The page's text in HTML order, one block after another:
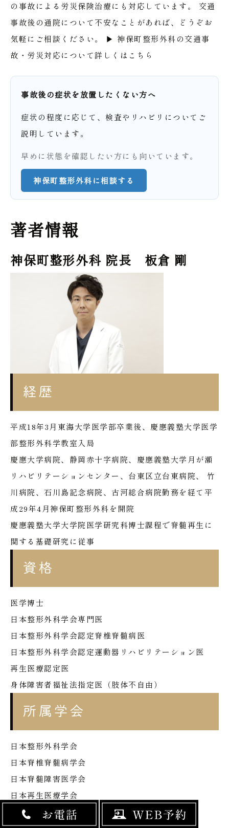
の事故による労災保険治療にも対応しています。
交通
事故後の通院について不安なことがあれば、どうぞお
気軽にご相談ください。
▶ 神保町整形外科の交通事
故・労災対応について詳しくはこちら
事故後の症状を放置したくない方へ
症状の程度に応じて、検査やリハビリについてご
説明しています。
早めに状態を確認したい方にも向いています。
神保町整形外科に相談する
著者情報
神保町整形外科 院長 板倉 剛
経歴
平成18年3月東海大学医学部卒業後、慶應義塾大学医学
部整形外科学教室入局
慶應大学病院、静岡赤十字病院、慶應義塾大学月が瀬
リハビリテーションセンター、台東区立台東病院、 竹
川病院、石川島記念病院、古河総合病院勤務を経て平
成29年4月神保町整形外科を開院
慶應義塾大学大学院医学研究科博士課程で脊髄再生に
関する基礎研究に従事
資格
医学博士
日本整形外科学会専門医
日本整形外科学会認定脊椎脊髄病医
日本整形外科学会認定運動器リハビリテーション医
再生医療認定医
身体障害者福祉法指定医（肢体不自由）
所属学会
日本整形外科学会
日本脊椎脊髄病学会
日本脊髄障害医学会
日本再生医療学会